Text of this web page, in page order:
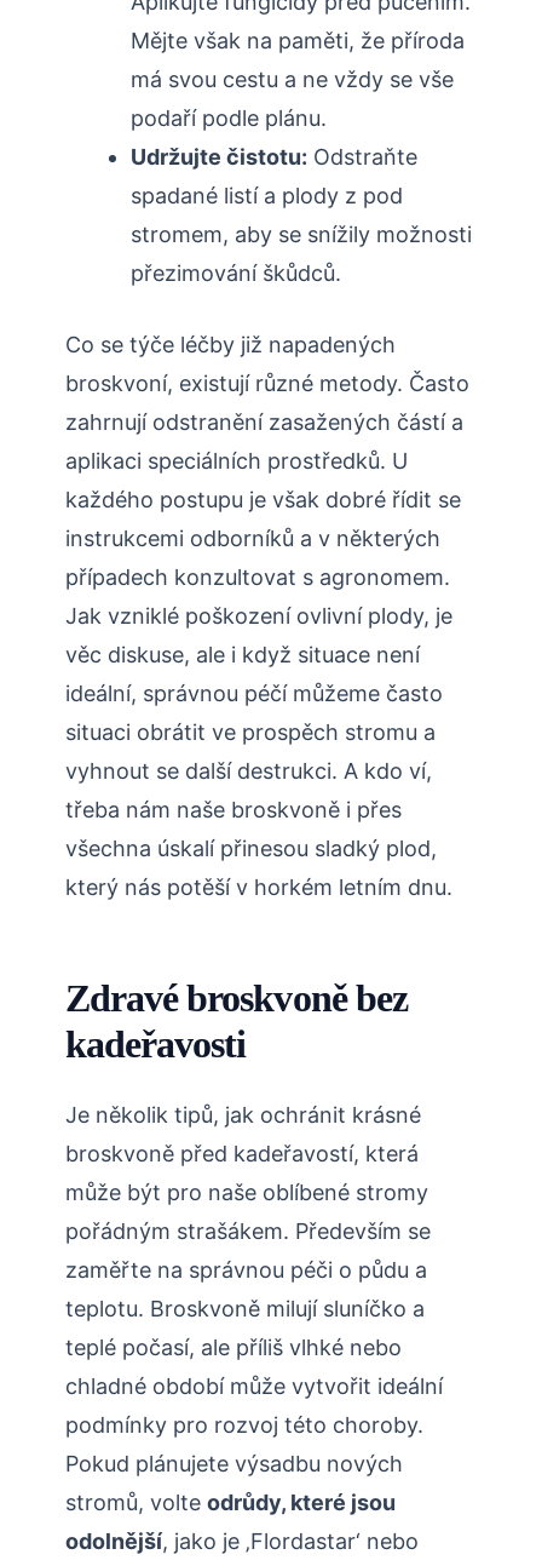
Mějte však na paměti,⁤ že příroda
má svou cestu a ne vždy se vše
podaří podle plánu.
Udržujte⁢ čistotu: Odstraňte
spadané listí a plody z pod
stromem, aby se snížily možnosti
přezimování škůdců.
Co ​se týče léčby již ⁤napadených
broskvoní, existují různé metody. Často
zahrnují odstranění zasažených částí a
aplikaci speciálních prostředků. U‌
každého postupu je však dobré řídit se
instrukcemi odborníků⁣ a v některých
případech konzultovat s agronomem.
Jak vzniklé poškození ovlivní plody, je
věc diskuse, ale i když situace⁣ není
ideální, správnou péčí můžeme často
situaci obrátit ve prospěch‍ stromu a​
vyhnout se další destrukci. A kdo ví,⁣
třeba nám naše broskvoně i přes
všechna ​úskalí přinesou sladký plod,
který nás potěší v horkém letním dnu.
Zdravé broskvoně bez
kadeřavosti
Je několik tipů, jak ochránit krásné
broskvoně před ⁣kadeřavostí, která
může být pro naše oblíbené stromy
pořádným strašákem. Především se
zaměřte na správnou péči o půdu a
teplotu.​ Broskvoně milují sluníčko a
teplé počasí, ale příliš vlhké nebo
chladné období může vytvořit ‌ideální
podmínky pro rozvoj této choroby.
Pokud plánujete výsadbu nových
stromů, volte odrůdy, které jsou
odolnější, jako je ‚Flordastar‘ nebo